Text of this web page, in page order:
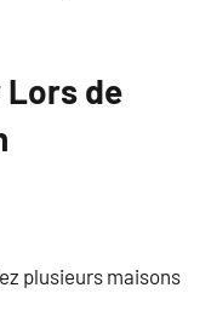
Lors de
plusieurs maisons